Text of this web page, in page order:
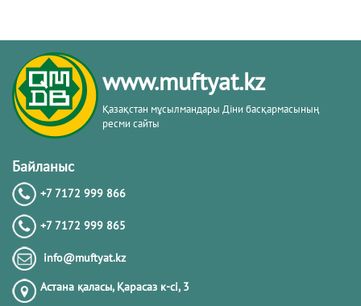
www.muftyat.kz
Қазақстан мұсылмандары Діни басқармасының
ресми сайты
Байланыс
+7 7172 999 866
+7 7172 999 865
info@muftyat.kz
Астана қаласы, Қарасаз к-сi, 3